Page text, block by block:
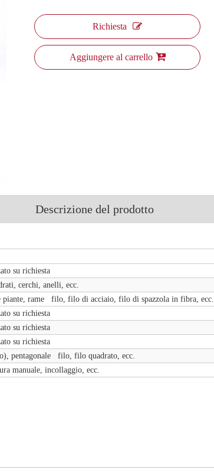
Richiesta
Aggiungere al carrello
Descrizione del prodotto
su richiesta
cerchi, anelli, ecc.
rame filo, filo di acciaio, filo di spazzola in fibra, ecc.
su richiesta
su richiesta
su richiesta
pentagonale filo, filo quadrato, ecc.
manuale, incollaggio, ecc.